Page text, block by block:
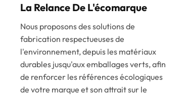
La Relance De L'écomarque
Nous proposons des solutions de
fabrication respectueuses de
l'environnement, depuis les matériaux
durables jusqu'aux emballages verts, afin
de renforcer les références écologiques
de votre marque et son attrait sur le